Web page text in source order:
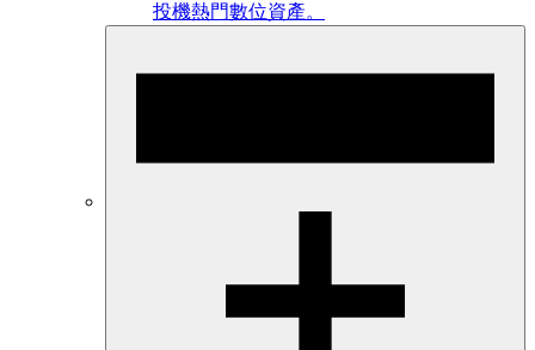
投機熱門數位資產。